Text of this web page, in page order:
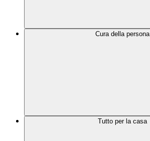
Cura della persona
Tutto per la casa